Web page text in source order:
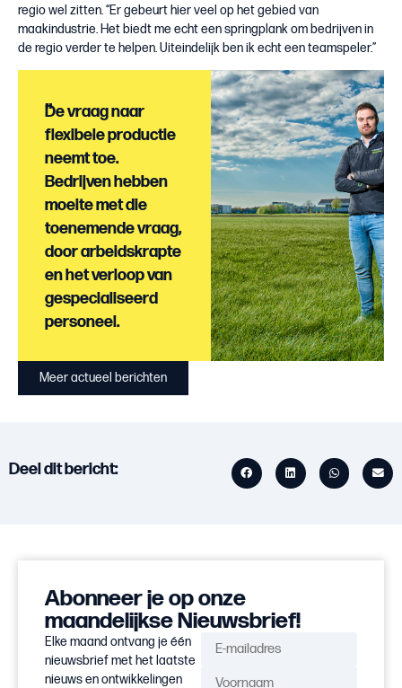
regio wel zitten. “Er gebeurt hier veel op het gebied van
maakindustrie. Het biedt me echt een springplank om bedrijven in
de regio verder te helpen. Uiteindelijk ben ik echt een teamspeler.”
"
De vraag naar
flexibele productie
neemt toe.
Bedrijven hebben
moeite met die
toenemende vraag,
door arbeidskrapte
en het verloop van
gespecialiseerd
personeel.
Meer actueel berichten
Deel dit bericht:
Abonneer je op onze
maandelijkse Nieuwsbrief!
Elke maand ontvang je één
nieuwsbrief met het laatste
nieuws en ontwikkelingen